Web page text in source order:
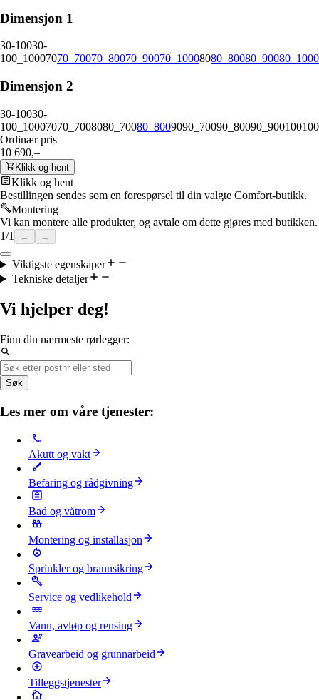
Dimensjon 1
30-10030-
100_10007070_70070_80070_90070_10008080_80080_90080_1000
Dimensjon 2
30-10030-
100_10007070_7008080_70080_8009090_70090_80090_900100
Ordinær pris
10 690,–
Klikk og hent
Klikk og hent
Bestillingen sendes som en forespørsel til din valgte Comfort-butikk.
Montering
Vi kan montere alle produkter, og avtale om dette gjøres med butikken.
1/1 ← →
Viktigste egenskaper
Tekniske detaljer
Vi hjelper deg!
Finn din nærmeste rørlegger:
Søk
Les mer om våre tjenester:
Akutt og vakt
Befaring og rådgivning
Bad og våtrom
Montering og installasjon
Sprinkler og brannsikring
Service og vedlikehold
Vann, avløp og rensing
Gravearbeid og grunnarbeid
Tilleggstjenester